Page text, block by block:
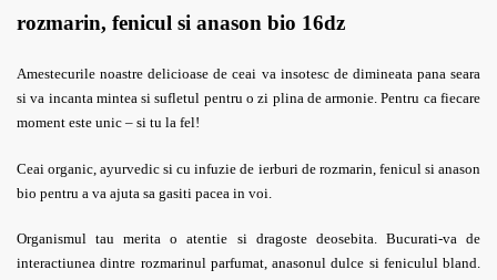
rozmarin, fenicul si anason bio 16dz
Amestecurile noastre delicioase de ceai va insotesc de dimineata pana seara
si va incanta mintea si sufletul pentru o zi plina de armonie. Pentru ca fiecare
moment este unic – si tu la fel!
Ceai organic, ayurvedic si cu infuzie de ierburi de rozmarin, fenicul si anason
bio pentru a va ajuta sa gasiti pacea in voi.
Organismul tau merita o atentie si dragoste deosebita. Bucurati-va de
interactiunea dintre rozmarinul parfumat, anasonul dulce si feniculul bland.